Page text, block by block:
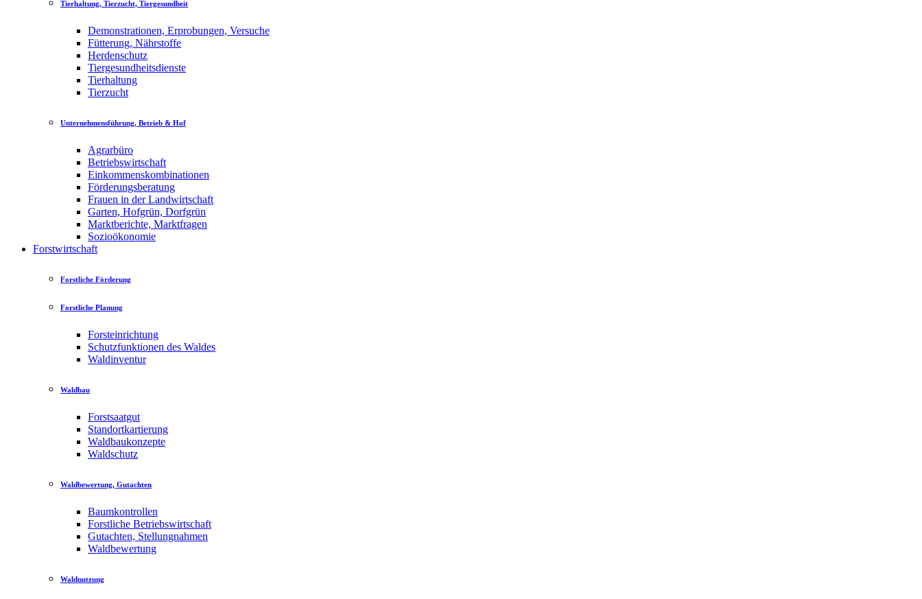
Tierhaltung, Tierzucht, Tiergesundheit
Demonstrationen, Erprobungen, Versuche
Fütterung, Nährstoffe
Herdenschutz
Tiergesundheitsdienste
Tierhaltung
Tierzucht
Unternehmensführung, Betrieb & Hof
Agrarbüro
Betriebswirtschaft
Einkommenskombinationen
Förderungsberatung
Frauen in der Landwirtschaft
Garten, Hofgrün, Dorfgrün
Marktberichte, Marktfragen
Sozioökonomie
Forstwirtschaft
Forstliche Förderung
Forstliche Planung
Forsteinrichtung
Schutzfunktionen des Waldes
Waldinventur
Waldbau
Forstsaatgut
Standortkartierung
Waldbaukonzepte
Waldschutz
Waldbewertung, Gutachten
Baumkontrollen
Forstliche Betriebswirtschaft
Gutachten, Stellungnahmen
Waldbewertung
Waldnutzung